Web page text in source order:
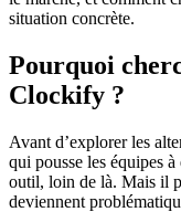
situation concrète.
Pourquoi
Clockify ?
Avant d’explorer les
qui pousse les équipes
outil, loin de là. Mais il
deviennent